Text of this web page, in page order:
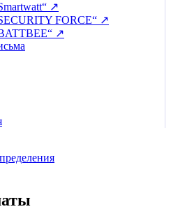
↗
FORCE“ ↗
↗